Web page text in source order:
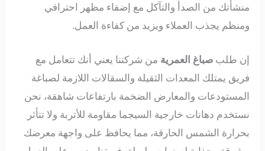
منشأتك من الصدأ والتآكل مع إضفاء مظهر احترافي
ومنظم يجذب العملاء ويزيد من كفاءة العمل.
إن طلبصباغ العمرية من شركتنا يعني أنك تتعامل مع
فريق يمتلك المعدات الثقيلة والسقالات اللازمة لصباغة
المستودعات والمعارض الضخمة بارتفاعات شاهقة، نحن
نستخدم دهانات خارجية السيجما مقاومة للأتربة ولا تتأثر
بحرارة الشمس الحارقة، مما يحافظ على واجهة معرضك